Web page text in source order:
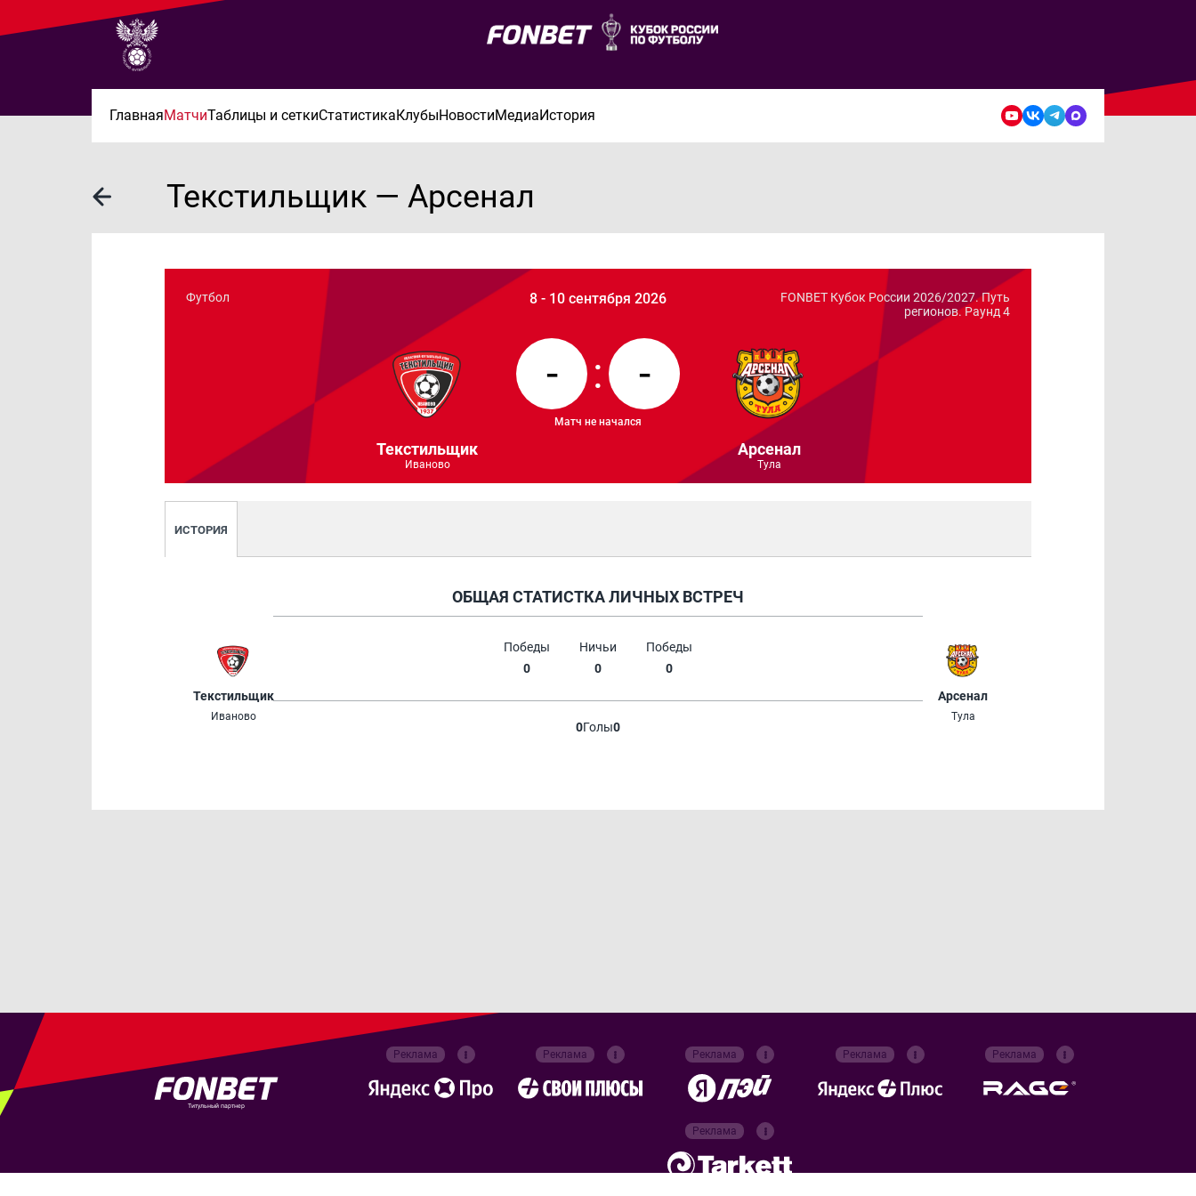
ГлавнаяМатчиТаблицы и сеткиСтатистикаКлубыНовостиМедиаИстория
Текстильщик — Арсенал
Футбол 8 - 10 сентября 2026
FONBET Кубок России 2026/2027. Путь
регионов. Раунд 4
Текстильщик
Иваново
- : -
Матч не начался
Арсенал
Тула
ИСТОРИЯ
ОБЩАЯ СТАТИСТКА ЛИЧНЫХ ВСТРЕЧ
Текстильщик
Иваново
Победы
0
Ничьи
0
Победы
0
0Голы0
Арсенал
Тула
Титульный партнер
Реклама Реклама Реклама Реклама Реклама
Реклама